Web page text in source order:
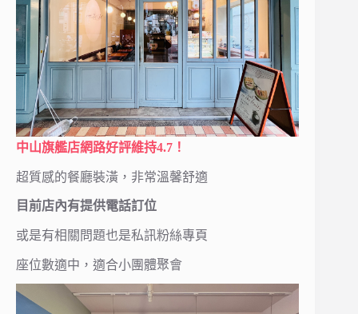
中山旗艦店網路好評維持4.7！
超質感的餐廳裝潢，非常溫馨舒適
目前店內有提供電話訂位
或是有相關問題也是私訊粉絲專頁
座位數適中，適合小團體聚會